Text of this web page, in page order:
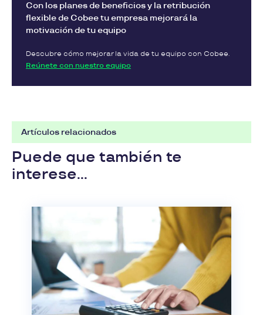
Con los planes de beneficios y la retribución
flexible de Cobee tu empresa mejorará la
motivación de tu equipo
Descubre cómo mejorar la vida de tu equipo con Cobee.
Reúnete con nuestro equipo
Artículos relacionados
Puede que también te
interese...